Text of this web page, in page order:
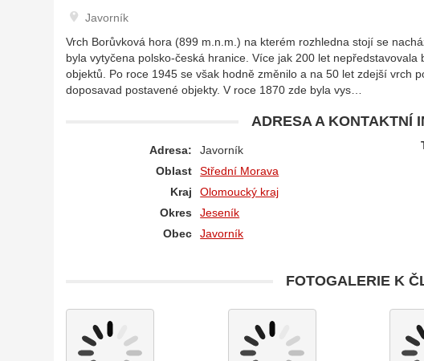
Javorník
Vrch Borůvková hora (899 m.n.m.) na kterém rozhledna stojí se
byla vytyčena polsko-česká hranice. Více jak 200 let
objektů. Po roce 1945 se však hodně změnilo a na 50 let zdejší vrch
doposavad postavené objekty. V roce 1870 zde byla vys…
ADRESA A KONTAKTNÍ
Adresa:
Javorník
Oblast
Střední Morava
Kraj
Olomoucký kraj
Okres
Jeseník
Obec
Javorník
FOTOGALERIE K